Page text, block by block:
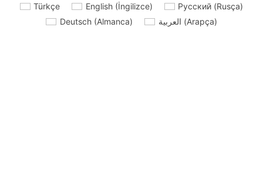
Türkçe English(İngilizce) Русский (Rusça)
Deutsch (Almanca) العربية (Arapça)